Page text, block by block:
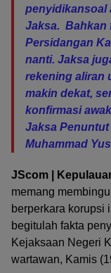
penyidikansoal
Jaksa. Bahkan
Persidangan
nanti. Jaksa
rekening aliran
makin dekat,
konfirmasi
Jaksa
Muhammad
JScom |
memang
berperkara korupsi
begitulah fakta
Kejaksaan Negeri
wartawan, Kamis